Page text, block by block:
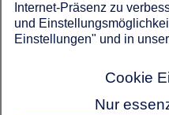
Internet-Präsenz zu
und
Einstellungen" und in
Cookie
Nur